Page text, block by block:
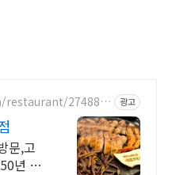
274884
광고
문,고
년 전